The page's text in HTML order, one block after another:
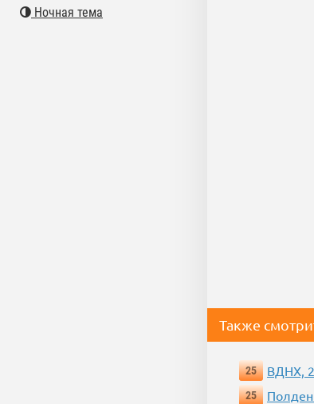
Также
25 ВДНХ,
25
Ночная тема